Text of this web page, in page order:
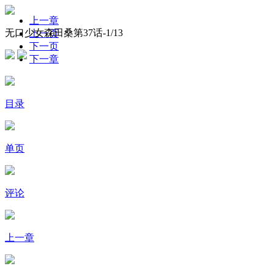
无口少女森田桑第37话-1/13
上一章
上一页
下一页
下一章
目录
单页
评论
上一章